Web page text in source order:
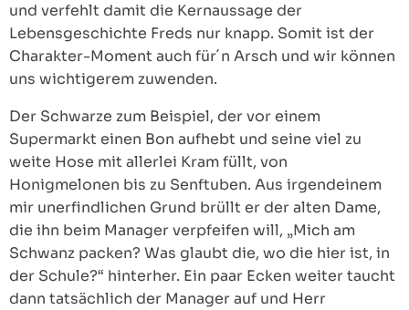
und verfehlt damit die Kernaussage der
Lebensgeschichte Freds nur knapp. Somit ist der
Charakter-Moment auch für´n Arsch und wir können
uns wichtigerem zuwenden.
Der Schwarze zum Beispiel, der vor einem
Supermarkt einen Bon aufhebt und seine viel zu
weite Hose mit allerlei Kram füllt, von
Honigmelonen bis zu Senftuben. Aus irgendeinem
mir unerfindlichen Grund brüllt er der alten Dame,
die ihn beim Manager verpfeifen will, „Mich am
Schwanz packen? Was glaubt die, wo die hier ist, in
der Schule?“ hinterher. Ein paar Ecken weiter taucht
dann tatsächlich der Manager auf und Herr